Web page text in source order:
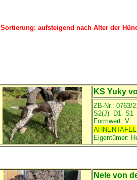
Sortierung: aufsteigend nach Alter der
KS Yuky
ZB-Nr.: 0763/
S2(J) D1 S1
Formwert: V
AHNENTAFEL
Eigentümer:
Nele von